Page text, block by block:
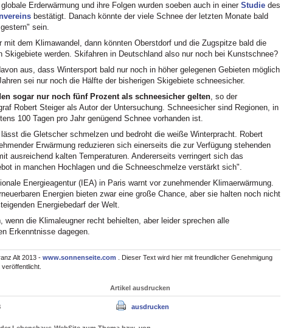
Erderwärmung und ihre Folgen wurden soeben auch in einer Studie des
bestätigt. Danach könnte der viele Schnee der letzten Monate bald
sein.
mit dem Klimawandel, dann könnten Oberstdorf und die Zugspitze bald die
Skigebiete werden. Skifahren in Deutschland also nur noch bei Kunstschnee?
aus, dass Wintersport bald nur noch in höher gelegenen Gebieten möglich
sei nur noch die Hälfte der bisherigen Skigebiete schneesicher.
sogar nur noch fünf Prozent als schneesicher gelten, so der
Robert Steiger als Autor der Untersuchung. Schneesicher sind Regionen, in
100 Tagen pro Jahr genügend Schnee vorhanden ist.
lässt die Gletscher schmelzen und bedroht die weiße Winterpracht. Robert
Erwärmung reduzieren sich einerseits die zur Verfügung stehenden
ausreichend kalten Temperaturen. Andererseits verringert sich das
in manchen Hochlagen und die Schneeschmelze verstärkt sich".
Energieagentur (IEA) in Paris warnt vor zunehmender Klimaerwärmung.
Energien bieten zwar eine große Chance, aber sie halten noch nicht
Energiebedarf der Welt.
wenn die Klimaleugner recht behielten, aber leider sprechen alle
Erkenntnisse dagegen.
Alt 2013 - www.sonnenseite.com
. Dieser Text wird hier mit freundlicher Genehmigung
Artikel ausdrucken
ausdrucken